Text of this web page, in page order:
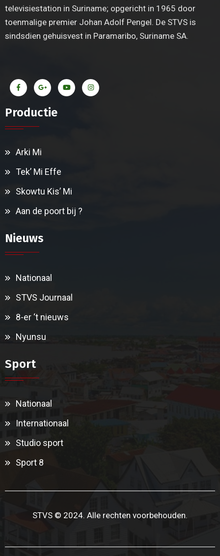
televisiestation in Suriname; opgericht in 1965 door
toenmalige premier Johan Adolf Pengel. De STVS is
sindsdien gehuisvest in Paramaribo, Suriname SA.
Productie
Arki Mi
Tek’ Mi Effe
Skowtu Kis’ Mi
Aan de poort bij ?
Nieuws
Nationaal
STVS Journaal
8-er ‘t nieuws
Nyunsu
Sport
Nationaal
Internationaal
Studio sport
Sport 8
STVS © 2024. Alle rechten voorbehouden.